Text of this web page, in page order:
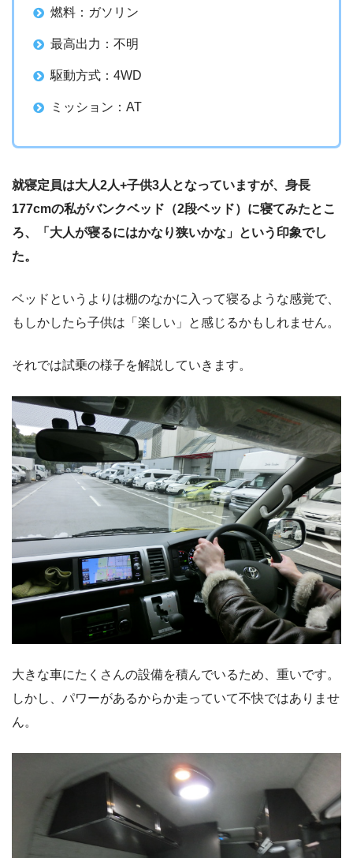
燃料：ガソリン
最高出力：不明
駆動方式：4WD
ミッション：AT
就寝定員は大人2人+子供3人となっていますが、身長
177cmの私がバンクベッド（2段ベッド）に寝てみたとこ
ろ、「大人が寝るにはかなり狭いかな」という印象でし
た。
ベッドというよりは棚のなかに入って寝るような感覚で、
もしかしたら子供は「楽しい」と感じるかもしれません。
それでは試乗の様子を解説していきます。
大きな車にたくさんの設備を積んでいるため、重いです。
しかし、パワーがあるからか走っていて不快ではありませ
ん。